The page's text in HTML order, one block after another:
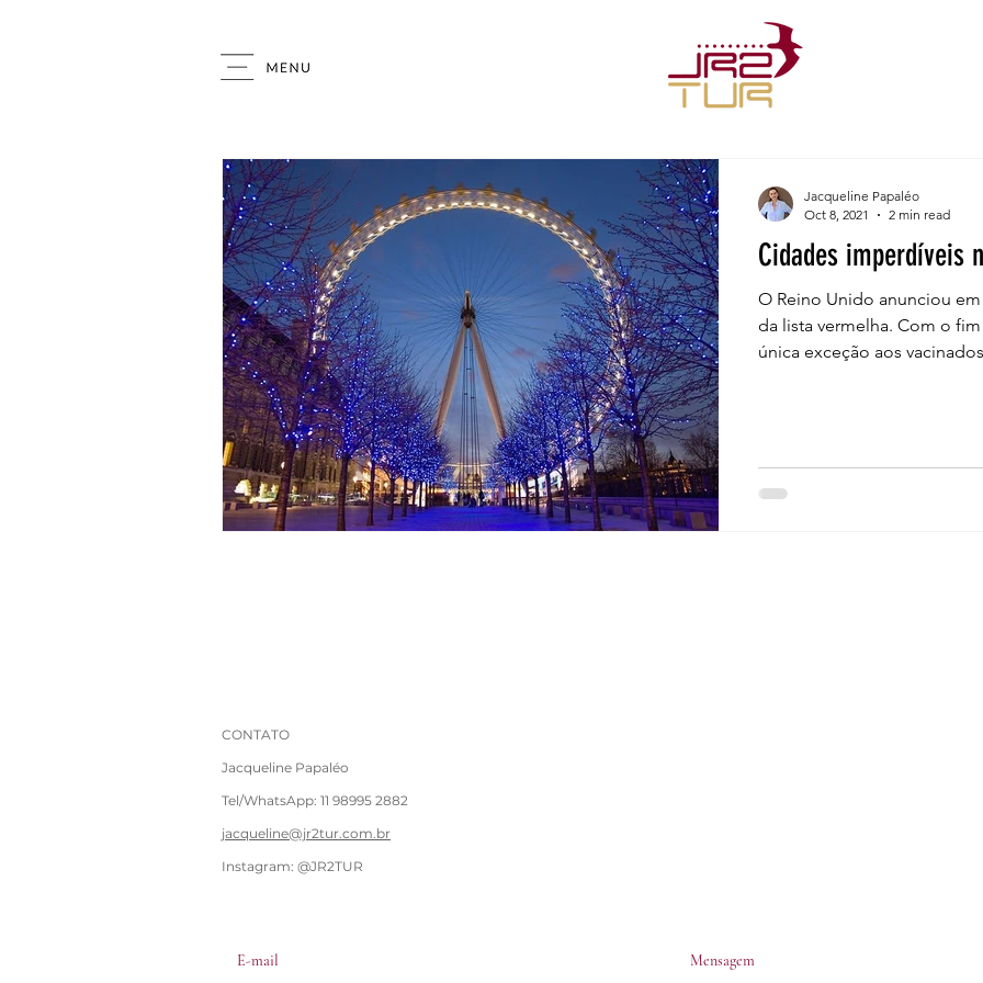
Cidades imperdíveis
O Reino Unido anunciou em
da lista vermelha. Com o
única exceção aos
Jacqueline Papaléo
Oct 8, 2021
2 min read
CONTATO
Jacqueline Papaléo
Tel/WhatsApp: 11 98995 2882
jacqueline@jr2tur.com.br
Instagram: @JR2TUR